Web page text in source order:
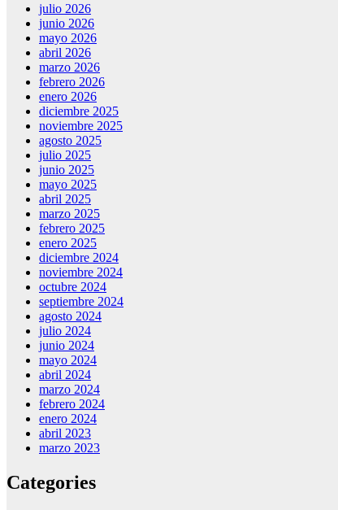
julio 2026
junio 2026
mayo 2026
abril 2026
marzo 2026
febrero 2026
enero 2026
diciembre 2025
noviembre 2025
agosto 2025
julio 2025
junio 2025
mayo 2025
abril 2025
marzo 2025
febrero 2025
enero 2025
diciembre 2024
noviembre 2024
octubre 2024
septiembre 2024
agosto 2024
julio 2024
junio 2024
mayo 2024
abril 2024
marzo 2024
febrero 2024
enero 2024
abril 2023
marzo 2023
Categories